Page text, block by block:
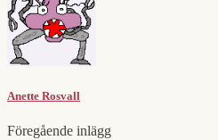
Anette Rosvall
Föregående inlägg